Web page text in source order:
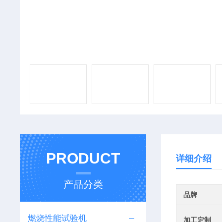
PRODUCT
产品分类
燃烧性能试验机
详细介绍
品牌
加工定制